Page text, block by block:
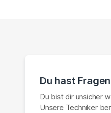
Du hast
Du bist dir unsicher
Unsere Techniker